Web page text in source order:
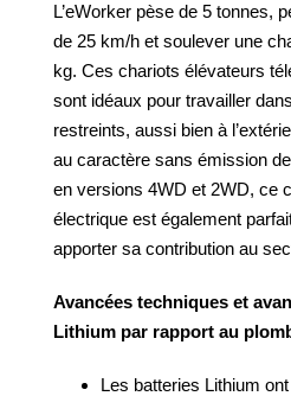
L’eWorker pèse de 5 tonnes,
de 25 km/h et soulever une
kg. Ces chariots élévateurs
sont idéaux pour travailler
restreints, aussi bien à
au caractère sans émission
en versions 4WD et 2WD, ce
électrique est également
apporter sa contribution au
Avancées techniques et
Lithium par rapport au
Les batteries Lithium